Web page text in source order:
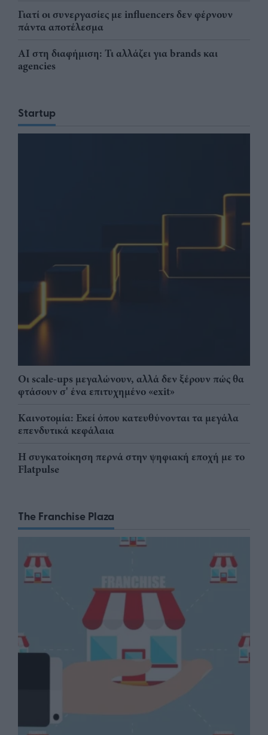
Γιατί οι συνεργασίες με influencers δεν φέρνουν
πάντα αποτέλεσμα
AI στη διαφήμιση: Τι αλλάζει για brands και
agencies
Startup
Οι scale-ups μεγαλώνουν, αλλά δεν ξέρουν πώς θα
φτάσουν σ' ένα επιτυχημένο «exit»
Καινοτομία: Εκεί όπου κατευθύνονται τα μεγάλα
επενδυτικά κεφάλαια
Η συγκατοίκηση περνά στην ψηφιακή εποχή με το
Flatpulse
The Franchise Plaza